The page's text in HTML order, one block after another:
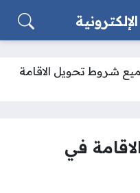
شروط تحويل الاقامة
في